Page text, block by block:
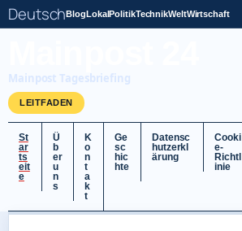
DeutschBlogLokalPolitikTechnikWeltWirtschaft
Mainpost Tagesbriefing
LEITFADEN
St
ar
ts
eit
e
Ü
b
er
u
n
s
K
o
n
t
a
k
t
Ge
sc
hic
hte
Datensc
hutzerkl
ärung
Cooki
e-
Richtl
inie